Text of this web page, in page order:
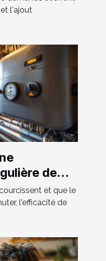
l'ajout
de
chauffage
et que le
l'efficacité de